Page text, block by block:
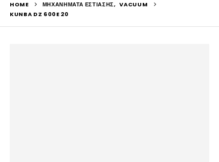
HOME ΜΗΧΑΝΉΜΑΤΑ ΕΣΤΊΑΣΗΣ, VACUUM
KUNBA DZ 600E 20